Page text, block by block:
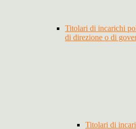
Titolari di incarichi
di direzione o di
Titolari di